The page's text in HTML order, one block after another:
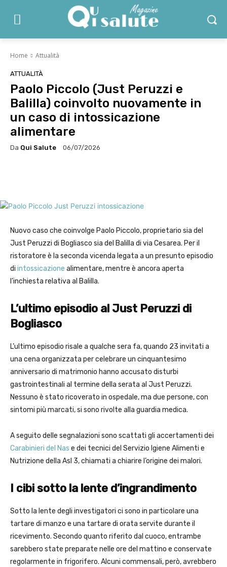
Home Attualità
ATTUALITÀ
Paolo Piccolo (Just Peruzzi e
Balilla) coinvolto nuovamente in
un caso di intossicazione
alimentare
Da Qui Salute 06/07/2026
Nuovo caso che coinvolge Paolo Piccolo, proprietario sia del
Just Peruzzi di Bogliasco sia del Balilla di via Cesarea. Per il
ristoratore è la seconda vicenda legata a un presunto episodio
di intossicazione alimentare, mentre è ancora aperta
l’inchiesta relativa al Balilla.
L’ultimo episodio al Just Peruzzi di
Bogliasco
L’ultimo episodio risale a qualche sera fa, quando 23 invitati a
una cena organizzata per celebrare un cinquantesimo
anniversario di matrimonio hanno accusato disturbi
gastrointestinali al termine della serata al Just Peruzzi.
Nessuno è stato ricoverato in ospedale, ma due persone, con
sintomi più marcati, si sono rivolte alla guardia medica.
A seguito delle segnalazioni sono scattati gli accertamenti dei
Carabinieri del Nas e dei tecnici del Servizio Igiene Alimenti e
Nutrizione della Asl 3, chiamati a chiarire l’origine dei malori.
I cibi sotto la lente d’ingrandimento
Sotto la lente degli investigatori ci sono in particolare una
tartare di manzo e una tartare di orata servite durante il
ricevimento. Secondo quanto riferito dal cuoco, entrambe
sarebbero state preparate nelle ore del mattino e conservate
regolarmente in frigorifero. Alcuni commensali, però, avrebbero